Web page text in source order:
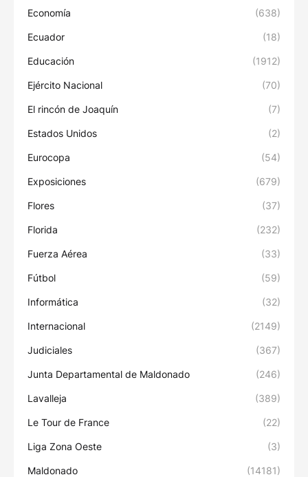
Economía (638)
Ecuador (18)
Educación (1912)
Ejército Nacional (70)
El rincón de Joaquín (7)
Estados Unidos (2)
Eurocopa (54)
Exposiciones (679)
Flores (37)
Florida (232)
Fuerza Aérea (33)
Fútbol (59)
Informática (32)
Internacional (2149)
Judiciales (367)
Junta Departamental de Maldonado (246)
Lavalleja (389)
Le Tour de France (22)
Liga Zona Oeste (3)
Maldonado (14181)